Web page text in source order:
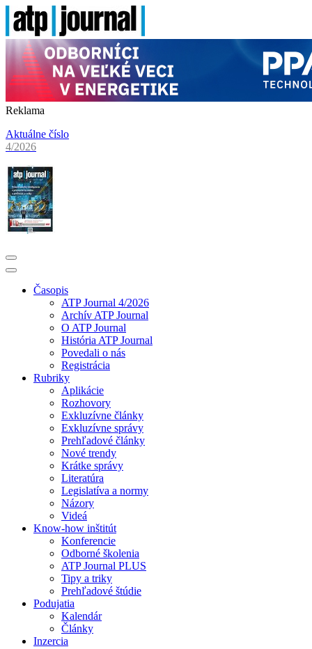
Reklama
Aktuálne číslo
4/2026
Časopis
ATP Journal 4/2026
Archív ATP Journal
O ATP Journal
História ATP Journal
Povedali o nás
Registrácia
Rubriky
Aplikácie
Rozhovory
Exkluzívne články
Exkluzívne správy
Prehľadové články
Nové trendy
Krátke správy
Literatúra
Legislatíva a normy
Názory
Videá
Know-how inštitút
Konferencie
Odborné školenia
ATP Journal PLUS
Tipy a triky
Prehľadové štúdie
Podujatia
Kalendár
Články
Inzercia